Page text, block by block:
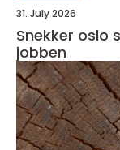
31. July 2026
Snekker oslo slik finner du riktig fagperson til
jobben